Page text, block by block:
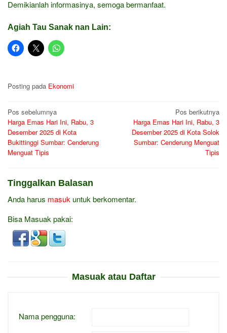
Demikianlah informasinya, semoga bermanfaat.
Agiah Tau Sanak nan Lain:
Posting pada Ekonomi
Navigasi
pos
Pos sebelumnya
Harga Emas Hari Ini, Rabu, 3
Desember 2025 di Kota
Bukittinggi Sumbar: Cenderung
Menguat Tipis
Pos berikutnya
Harga Emas Hari Ini, Rabu, 3
Desember 2025 di Kota Solok
Sumbar: Cenderung Menguat
Tipis
Tinggalkan Balasan
Anda harus masuk untuk berkomentar.
Bisa Masuak pakai:
Masuak atau Daftar
Nama pengguna: